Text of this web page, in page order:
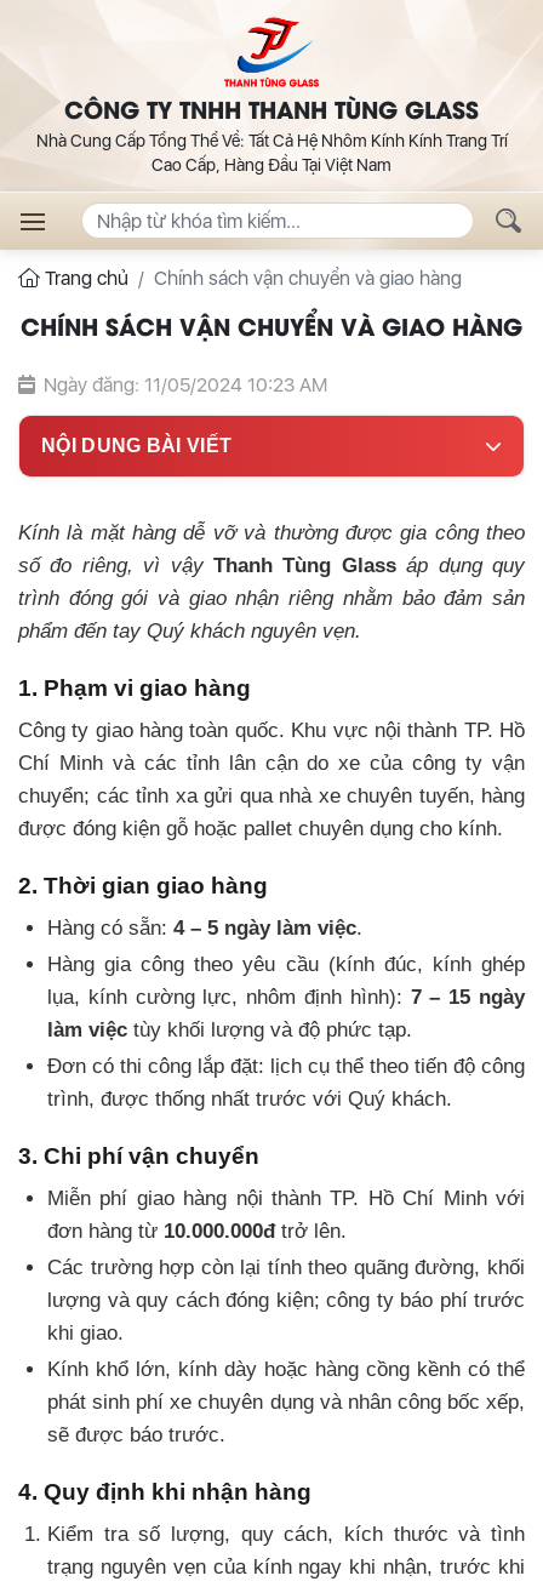
CÔNG TY TNHH THANH TÙNG GLASS
Nhà Cung Cấp Tổng Thể Về: Tất Cả Hệ Nhôm Kính Kính Trang Trí
Cao Cấp, Hàng Đầu Tại Việt Nam
Trang chủ Chính sách vận chuyển và giao hàng
CHÍNH SÁCH VẬN CHUYỂN VÀ GIAO HÀNG
Ngày đăng: 11/05/2024 10:23 AM
NỘI DUNG BÀI VIẾT
Kính là mặt hàng dễ vỡ và thường được gia công theo
số đo riêng, vì vậy Thanh Tùng Glass áp dụng quy
trình đóng gói và giao nhận riêng nhằm bảo đảm sản
phẩm đến tay Quý khách nguyên vẹn.
1. Phạm vi giao hàng
Công ty giao hàng toàn quốc. Khu vực nội thành TP. Hồ
Chí Minh và các tỉnh lân cận do xe của công ty vận
chuyển; các tỉnh xa gửi qua nhà xe chuyên tuyến, hàng
được đóng kiện gỗ hoặc pallet chuyên dụng cho kính.
2. Thời gian giao hàng
Hàng có sẵn: 4 – 5 ngày làm việc.
Hàng gia công theo yêu cầu (kính đúc, kính ghép
lụa, kính cường lực, nhôm định hình): 7 – 15 ngày
làm việc tùy khối lượng và độ phức tạp.
Đơn có thi công lắp đặt: lịch cụ thể theo tiến độ công
trình, được thống nhất trước với Quý khách.
3. Chi phí vận chuyển
Miễn phí giao hàng nội thành TP. Hồ Chí Minh với
đơn hàng từ 10.000.000đtrở lên.
Các trường hợp còn lại tính theo quãng đường, khối
lượng và quy cách đóng kiện; công ty báo phí trước
khi giao.
Kính khổ lớn, kính dày hoặc hàng cồng kềnh có thể
phát sinh phí xe chuyên dụng và nhân công bốc xếp,
sẽ được báo trước.
4. Quy định khi nhận hàng
Kiểm tra số lượng, quy cách, kích thước và tình
trạng nguyên vẹn của kính ngay khi nhận, trước khi